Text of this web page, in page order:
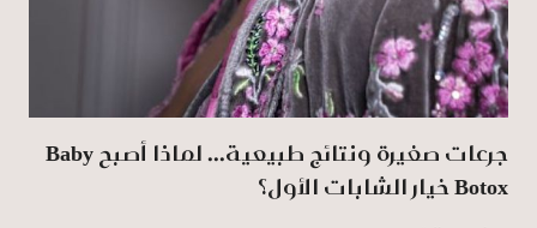
جرعات صغيرة ونتائج طبيعية... لماذا أصبح Baby
Botox خيار الشابات الأول؟